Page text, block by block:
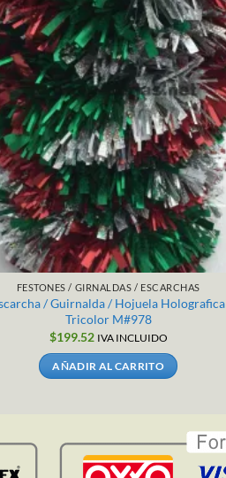
FESTONES / GIRNALDAS / ESCARCHAS
/ Guirnalda / Hojuela Holografica
Tricolor M#978
$199.52 IVA INCLUIDO
AÑADIR AL CARRITO